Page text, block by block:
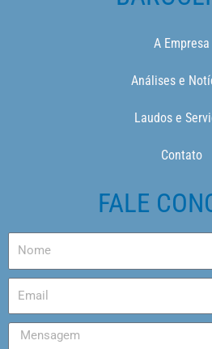
A Empresa
Análises e
Laudos e
Contato
FALE